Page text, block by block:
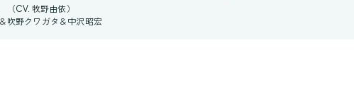
CV. 牧野由依）
吹野クワガタ＆中沢昭宏